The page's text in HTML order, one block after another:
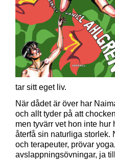
tar sitt eget liv.
När dådet är över har
och allt tyder på att
men tyvärr vet hon inte
återfå sin naturliga storlek.
och terapeuter, prövar
avslappningsövningar, ja